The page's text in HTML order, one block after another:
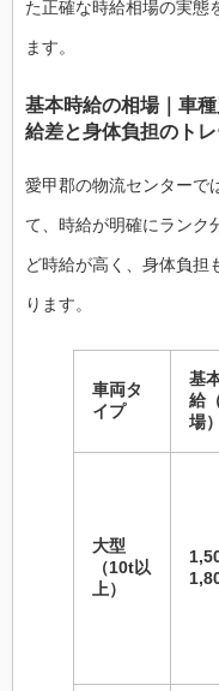
た正確な時給相場の実態
ます。
基本時給の相場｜車
給差と身体負担のト
愛甲郡の物流センターで
て、時給が明確にランク
ど時給が高く、身体負担
ります。
車両タ
イプ
基
給
場）
大型
（10t以
上）